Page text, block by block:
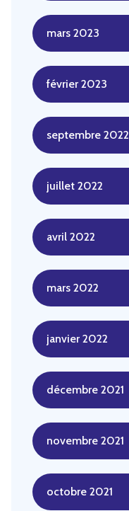
mars 2023
février 2023
septembre 2022
juillet 2022
avril 2022
mars 2022
janvier 2022
décembre 2021
novembre 2021
octobre 2021